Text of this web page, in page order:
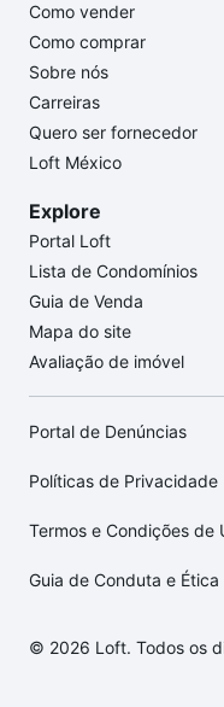
Como vender
Como comprar
Sobre nós
Carreiras
Quero ser fornecedor
Loft México
Explore
Portal Loft
Lista de Condomínios
Guia de Venda
Mapa do site
Avaliação de imóvel
Portal de Denúncias
Políticas de Privacidade
Termos e Condições de
Guia de Conduta e Ética
© 2026 Loft. Todos os